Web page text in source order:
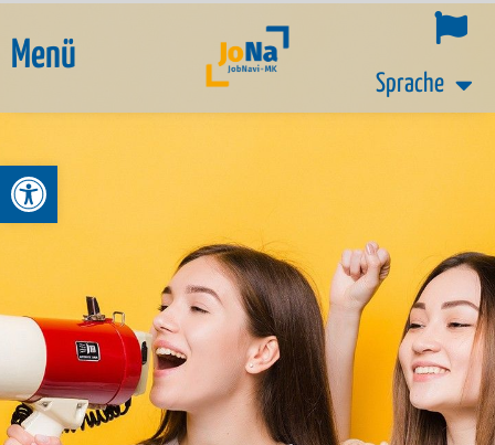
Werkzeugleiste öffnen
Menü
Sprache